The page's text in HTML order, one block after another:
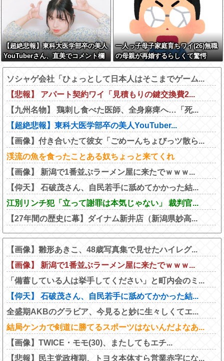
【超絶悲報】東科大医学部卒の美人
YouTuberさん、直美でコメント欄
が炎上してしまう…
一人っ子母子家庭育ちワイ(26)無職
の母親が再婚するらしくて驚愕
ソシャゲ会社「ひょっとして日本人はそこまでゲーム...
【悲報】 アパート契約ワイ「見積もりの鍵交換費2...
【九州名物】 鶏刺し食べた医師、全身麻痺へ…「死...
【超絶悲報】東科大医学部卒の美人YouTuber...
【画像】付き合いたて彼女「ごめーんちょびっツ散ら...
渓流の魚を食ったことある奴ちょっと来てくれ
【画像】 新潟で1番並ぶラーメン屋に来たでｗｗｗ...
【仰天】 石破茂さん、自民若手に舐めてかかった結...
江別リンチ犯「立って謝罪は本気じゃない」 裁判官...
【27年間の歴史に幕】ダイナム新井店（新潟県妙高...
【画像】雛形あきこ、48歳写真集で見せたハイレグ...
【画像】 新潟で1番並ぶラーメン屋に来たでｗｗｗ...
「備蓄している人は挙手してください」と町内会のミ...
【仰天】 石破茂さん、自民若手に舐めてかかった結...
全盛期AKBのグラビア、今見ると妙に生々しくてエ...
結局ケンカで剣道に勝てるスポーツはないんだよなあ...
【画像】TWICE・モモ(30)、またしてもエチ...
【悲報】民主党政権期、トヨタ本体すら営業赤字にな...